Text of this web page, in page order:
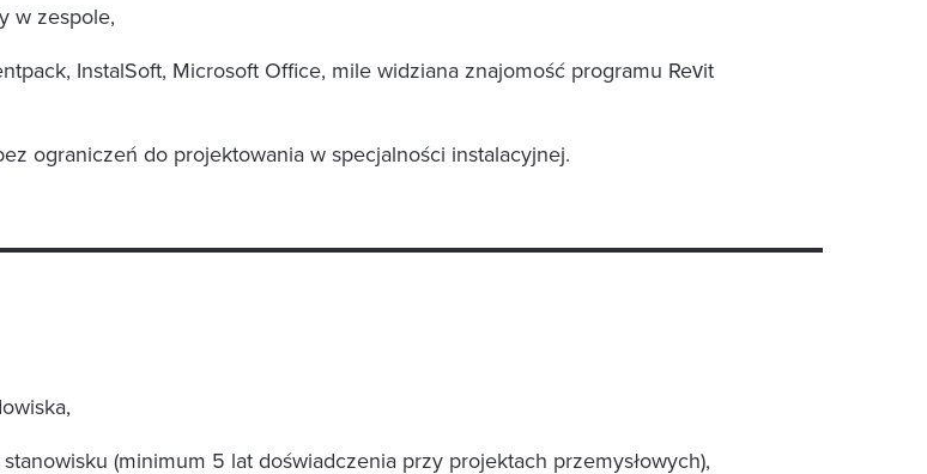
w zespole,
InstalSoft, Microsoft Office, mile widziana znajomość programu Revit
ograniczeń do projektowania w specjalności instalacyjnej.
(minimum 5 lat doświadczenia przy projektach przemysłowych),